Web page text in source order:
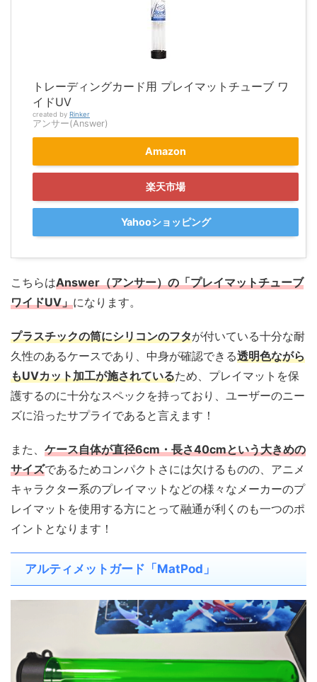
トレーディングカード用 プレイマットチューブ ワ
イドUV
created by Rinker
アンサー(Answer)
Amazon
楽天市場
Yahooショッピング
こちらはAnswer（アンサー）の「プレイマットチューブ
ワイドUV」になります。
プラスチックの筒にシリコンのフタが付いている十分な耐
久性のあるケースであり、中身が確認できる透明色ながら
もUVカット加工が施されているため、プレイマットを保
護するのに十分なスペックを持っており、ユーザーのニー
ズに沿ったサプライであると言えます！
また、 ケース自体が直径6cm・長さ40cmという大きめの
サイズであるためコンパクトさには欠けるものの、アニメ
キャラクター系のプレイマットなどの様々なメーカーのプ
レイマットを使用する方にとって融通が利くのも一つのポ
イントとなります！
アルティメットガード「MatPod」